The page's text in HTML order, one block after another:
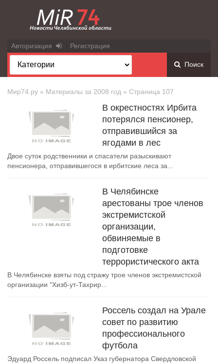
Авторизация Регистрация
Поиск
Мир74.ру » Материалы за 2008 год » Страница 107
В окрестностях Ирбита
потерялся пенсионер,
отправившийся за
ягодами в лес
Двое суток родственники и спасатели разыскивают
пенсионера, отправившегося в ирбитские леса за...
В Челябинске
арестованы трое членов
экстремистской
организации,
обвиняемые в
подготовке
террористического акта
В Челябинске взяты под стражу трое членов экстремистской
организации "Хизб-ут-Тахрир...
Россель создал на Урале
совет по развитию
профессионального
футбола
Эдуард Россель подписал Указ губернатора Свердловской